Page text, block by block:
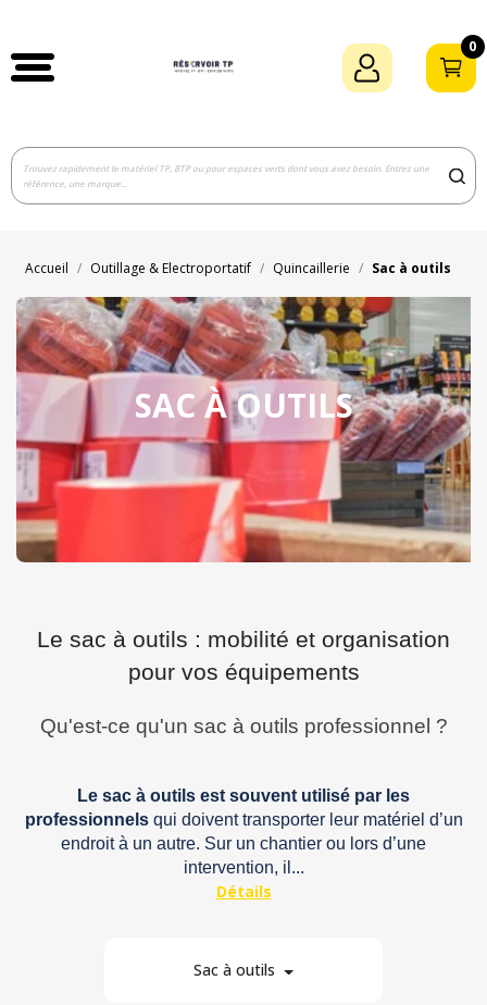
0
Accueil Outillage & Electroportatif Quincaillerie Sac à outils
SAC À OUTILS
Le sac à outils : mobilité et organisation
pour vos équipements
Qu'est-ce qu'un sac à outils professionnel ?
Le sac à outils est souvent utilisé par les
professionnels qui doivent transporter leur matériel d’un
endroit à un autre. Sur un chantier ou lors d’une
intervention, il...
En stock 2 Par prix
Sac à outils